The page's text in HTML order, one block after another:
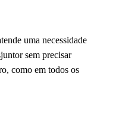
uma necessidade
sem precisar
como em todos os